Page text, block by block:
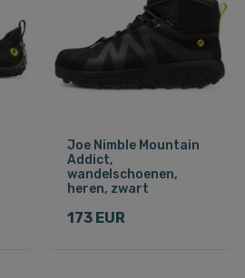
Joe Nimble Mountain
Addict,
wandelschoenen,
heren, zwart
173 EUR